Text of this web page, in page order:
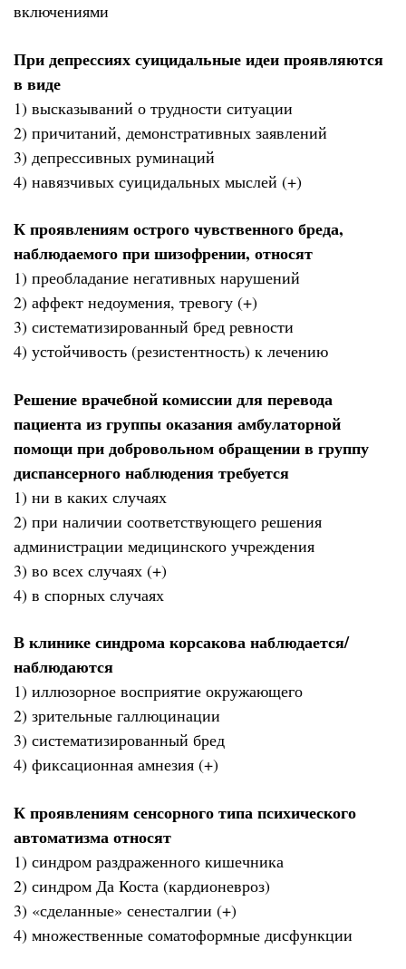
включениями
При депрессиях суицидальные идеи проявляются
в виде
1) высказываний о трудности ситуации
2) причитаний, демонстративных заявлений
3) депрессивных руминаций
4) навязчивых суицидальных мыслей (+)
К проявлениям острого чувственного бреда,
наблюдаемого при шизофрении, относят
1) преобладание негативных нарушений
2) аффект недоумения, тревогу (+)
3) систематизированный бред ревности
4) устойчивость (резистентность) к лечению
Решение врачебной комиссии для перевода
пациента из группы оказания амбулаторной
помощи при добровольном обращении в группу
диспансерного наблюдения требуется
1) ни в каких случаях
2) при наличии соответствующего решения
администрации медицинского учреждения
3) во всех случаях (+)
4) в спорных случаях
В клинике синдрома корсакова наблюдается/
наблюдаются
1) иллюзорное восприятие окружающего
2) зрительные галлюцинации
3) систематизированный бред
4) фиксационная амнезия (+)
К проявлениям сенсорного типа психического
автоматизма относят
1) синдром раздраженного кишечника
2) синдром Да Коста (кардионевроз)
3) «сделанные» сенесталгии (+)
4) множественные соматоформные дисфункции